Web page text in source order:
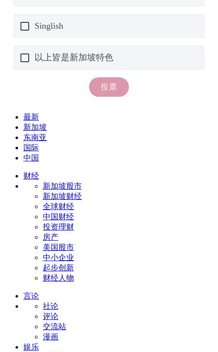
最新
新加坡
东南亚
国际
中国
财经
新加坡股市
新加坡财经
全球财经
中国财经
投资理财
房产
美国股市
中小企业
起步创新
财经人物
言论
社论
评论
交流站
漫画
娱乐